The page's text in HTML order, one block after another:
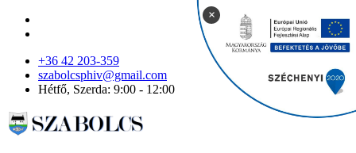
+36 42 203-359
szabolcsphiv@gmail.com
Hétfő, Szerda: 9:00 - 12:00
×